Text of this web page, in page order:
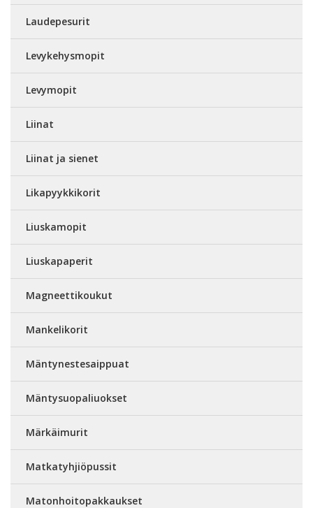
Laudepesurit
Levykehysmopit
Levymopit
Liinat
Liinat ja sienet
Likapyykkikorit
Liuskamopit
Liuskapaperit
Magneettikoukut
Mankelikorit
Mäntynestesaippuat
Mäntysuopaliuokset
Märkäimurit
Matkatyhjiöpussit
Matonhoitopakkaukset